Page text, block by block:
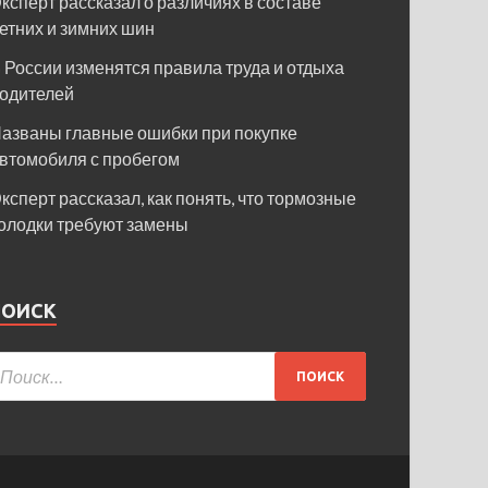
и зимних шин
России изменятся правила труда и отдыха
главные ошибки при покупке
с пробегом
рассказал, как понять, что тормозные
требуют замены